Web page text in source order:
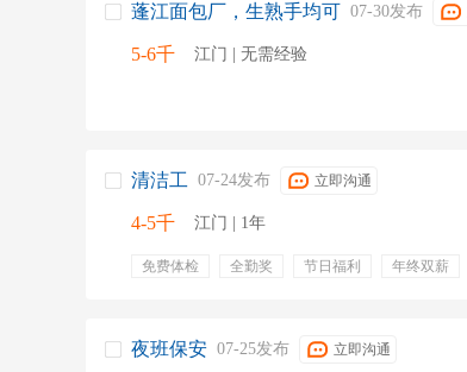
蓬江面包厂，生熟手均可 07-30发布
5-6千 江门 | 无需经验
清洁工 07-24发布 立即沟通
4-5千 江门 | 1年
免费体检 全勤奖 节日福利 年终双薪
夜班保安 07-25发布 立即沟通